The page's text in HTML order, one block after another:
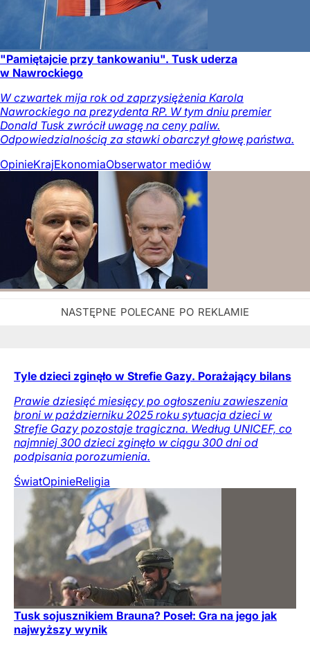
"Pamiętajcie przy tankowaniu". Tusk uderza
w Nawrockiego
W czwartek mija rok od zaprzysiężenia Karola
Nawrockiego na prezydenta RP. W tym dniu premier
Donald Tusk zwrócił uwagę na ceny paliw.
Odpowiedzialnością za stawki obarczył głowę państwa.
OpinieKrajEkonomiaObserwator mediów
Tyle dzieci zginęło w Strefie Gazy. Porażający bilans
Prawie dziesięć miesięcy po ogłoszeniu zawieszenia
broni w październiku 2025 roku sytuacja dzieci w
Strefie Gazy pozostaje tragiczna. Według UNICEF, co
najmniej 300 dzieci zginęło w ciągu 300 dni od
podpisania porozumienia.
ŚwiatOpinieReligia
Tusk sojusznikiem Brauna? Poseł: Gra na jego jak
najwyższy wynik